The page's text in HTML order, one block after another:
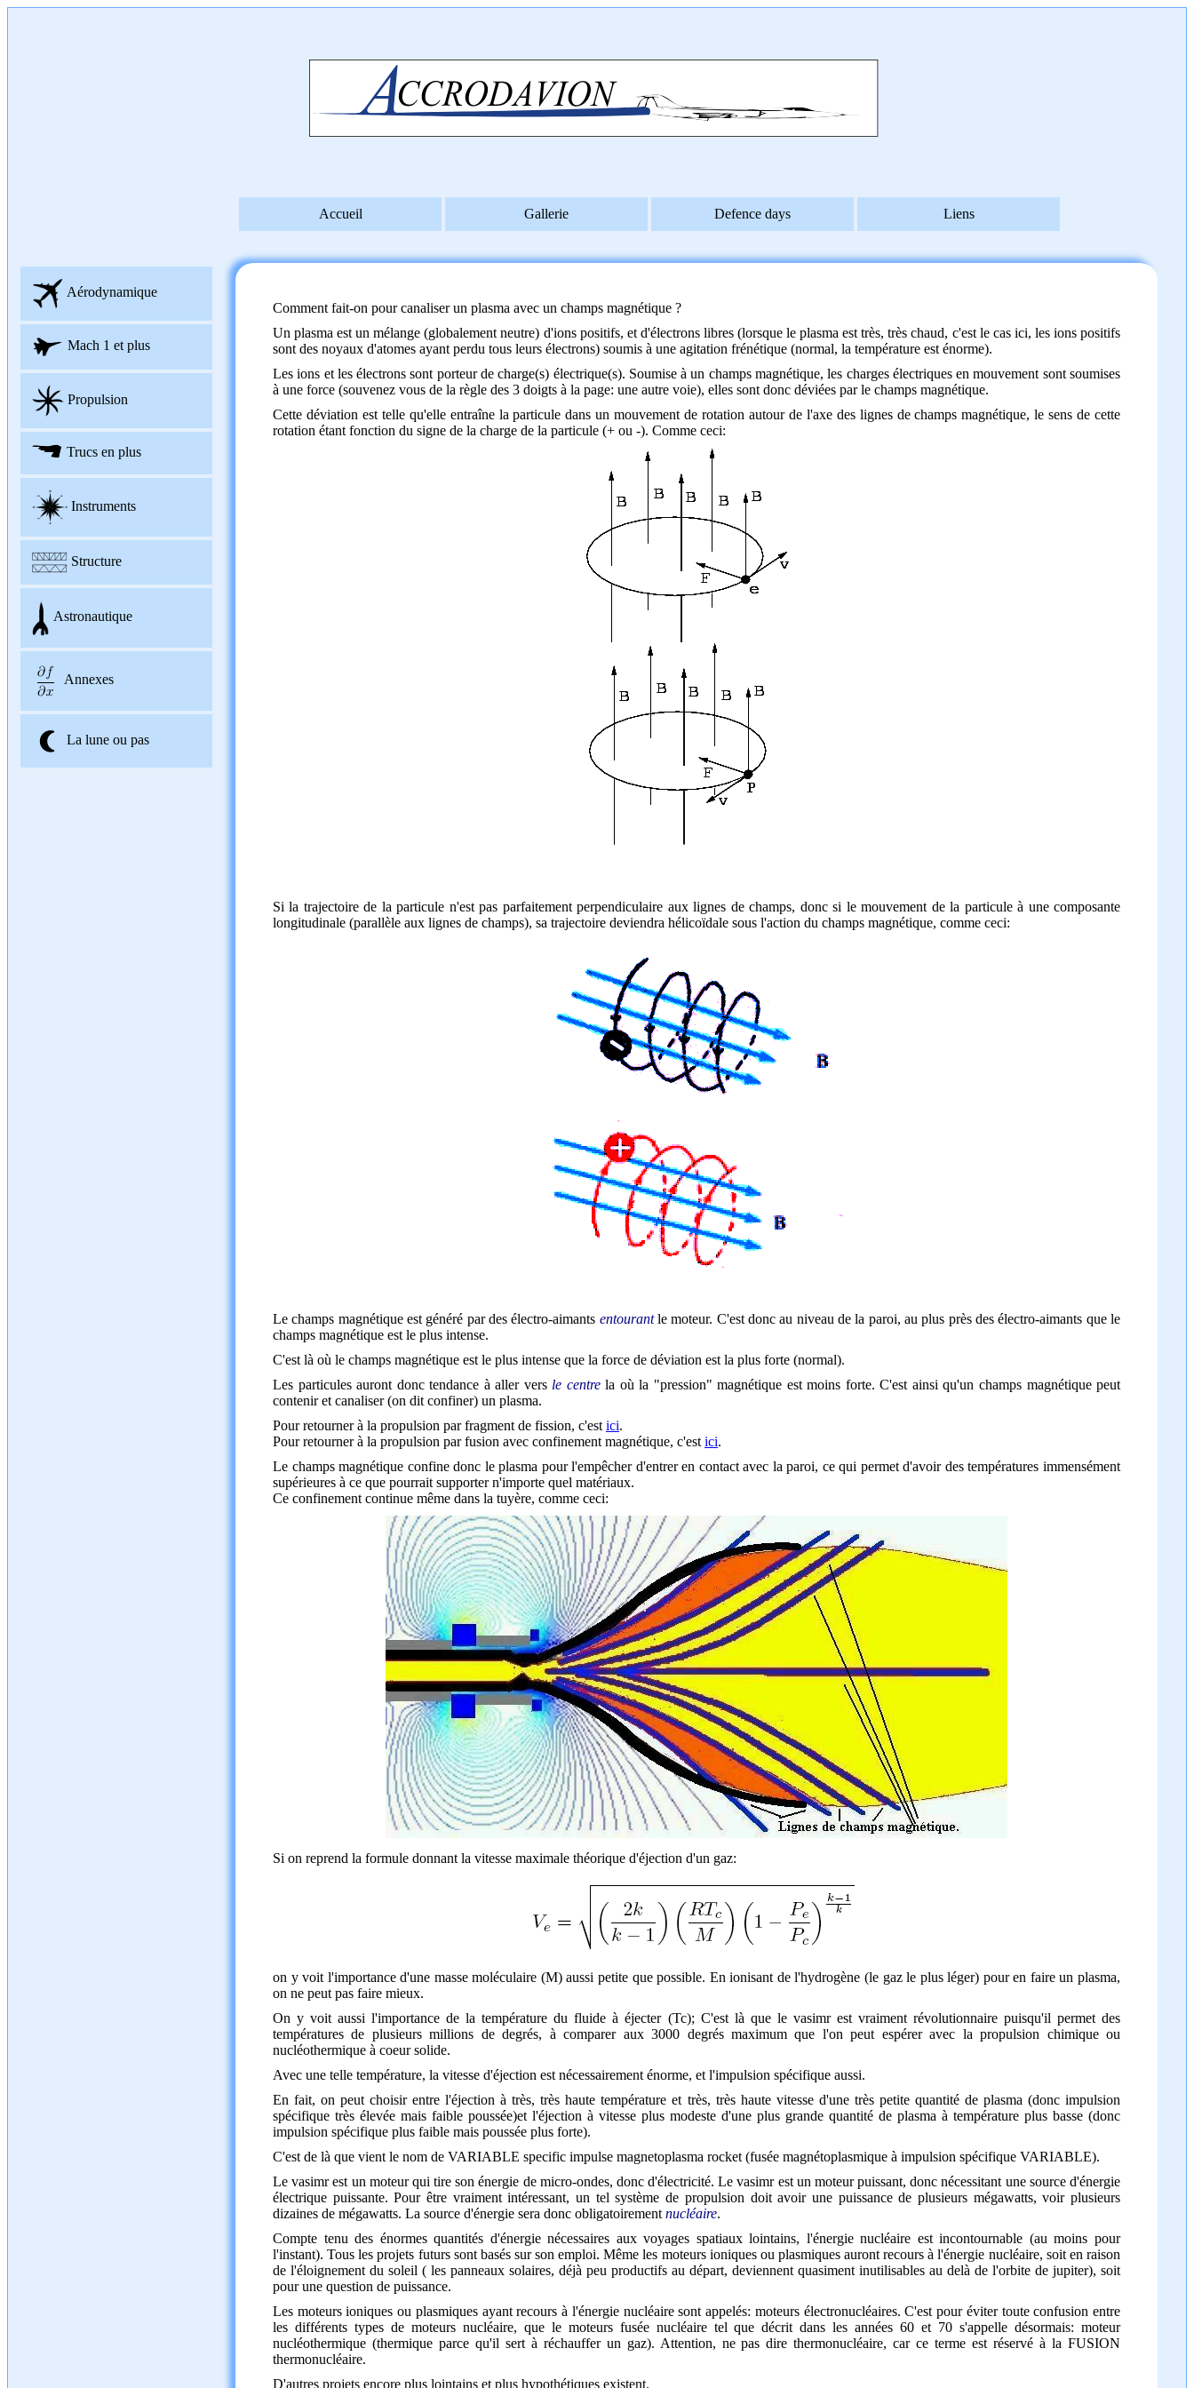
Accueil Gallerie Defence days Liens
Aérodynamique
Mach 1 et plus
Propulsion
Trucs en plus
Instruments
Structure
Astronautique
Annexes
La lune ou pas
Comment fait-on pour canaliser un plasma avec un champs magnétique ?
Un plasma est un mélange (globalement neutre) d'ions positifs, et d'électrons libres (lorsque le plasma est très, très chaud, c'est le cas ici, les ions positifs
sont des noyaux d'atomes ayant perdu tous leurs électrons) soumis à une agitation frénétique (normal, la température est énorme).
Les ions et les électrons sont porteur de charge(s) électrique(s). Soumise à un champs magnétique, les charges électriques en mouvement sont soumises
à une force (souvenez vous de la règle des 3 doigts à la page: une autre voie), elles sont donc déviées par le champs magnétique.
Cette déviation est telle qu'elle entraîne la particule dans un mouvement de rotation autour de l'axe des lignes de champs magnétique, le sens de cette
rotation étant fonction du signe de la charge de la particule (+ ou -). Comme ceci:
Si la trajectoire de la particule n'est pas parfaitement perpendiculaire aux lignes de champs, donc si le mouvement de la particule à une composante
longitudinale (parallèle aux lignes de champs), sa trajectoire deviendra hélicoïdale sous l'action du champs magnétique, comme ceci:
Le champs magnétique est généré par des électro-aimants entourantle moteur. C'est donc au niveau de la paroi, au plus près des électro-aimants que le
champs magnétique est le plus intense.
C'est là où le champs magnétique est le plus intense que la force de déviation est la plus forte (normal).
Les particules auront donc tendance à aller vers le centrela où la "pression" magnétique est moins forte. C'est ainsi qu'un champs magnétique peut
contenir et canaliser (on dit confiner) un plasma.
Pour retourner à la propulsion par fragment de fission, c'est ici.
Pour retourner à la propulsion par fusion avec confinement magnétique, c'est ici.
Le champs magnétique confine donc le plasma pour l'empêcher d'entrer en contact avec la paroi, ce qui permet d'avoir des températures immensément
supérieures à ce que pourrait supporter n'importe quel matériaux.
Ce confinement continue même dans la tuyère, comme ceci:
Si on reprend la formule donnant la vitesse maximale théorique d'éjection d'un gaz:
on y voit l'importance d'une masse moléculaire (M) aussi petite que possible. En ionisant de l'hydrogène (le gaz le plus léger) pour en faire un plasma,
on ne peut pas faire mieux.
On y voit aussi l'importance de la température du fluide à éjecter (Tc); C'est là que le vasimr est vraiment révolutionnaire puisqu'il permet des
températures de plusieurs millions de degrés, à comparer aux 3000 degrés maximum que l'on peut espérer avec la propulsion chimique ou
nucléothermique à coeur solide.
Avec une telle température, la vitesse d'éjection est nécessairement énorme, et l'impulsion spécifique aussi.
En fait, on peut choisir entre l'éjection à très, très haute température et très, très haute vitesse d'une très petite quantité de plasma (donc impulsion
spécifique très élevée mais faible poussée)et l'éjection à vitesse plus modeste d'une plus grande quantité de plasma à température plus basse (donc
impulsion spécifique plus faible mais poussée plus forte).
C'est de là que vient le nom de VARIABLE specific impulse magnetoplasma rocket (fusée magnétoplasmique à impulsion spécifique VARIABLE).
Le vasimr est un moteur qui tire son énergie de micro-ondes, donc d'électricité. Le vasimr est un moteur puissant, donc nécessitant une source d'énergie
électrique puissante. Pour être vraiment intéressant, un tel système de propulsion doit avoir une puissance de plusieurs mégawatts, voir plusieurs
dizaines de mégawatts. La source d'énergie sera donc obligatoirement nucléaire.
Compte tenu des énormes quantités d'énergie nécessaires aux voyages spatiaux lointains, l'énergie nucléaire est incontournable (au moins pour
l'instant). Tous les projets futurs sont basés sur son emploi. Même les moteurs ioniques ou plasmiques auront recours à l'énergie nucléaire, soit en raison
de l'éloignement du soleil ( les panneaux solaires, déjà peu productifs au départ, deviennent quasiment inutilisables au delà de l'orbite de jupiter), soit
pour une question de puissance.
Les moteurs ioniques ou plasmiques ayant recours à l'énergie nucléaire sont appelés: moteurs électronucléaires. C'est pour éviter toute confusion entre
les différents types de moteurs nucléaire, que le moteurs fusée nucléaire tel que décrit dans les années 60 et 70 s'appelle désormais: moteur
nucléothermique (thermique parce qu'il sert à réchauffer un gaz). Attention, ne pas dire thermonucléaire, car ce terme est réservé à la FUSION
thermonucléaire.
D'autres projets encore plus lointains et plus hypothétiques existent.